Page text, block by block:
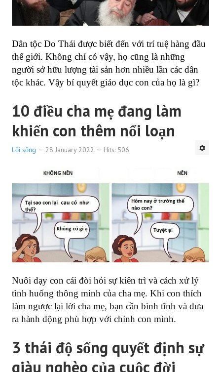
Dân tộc Do Thái được biết đến với trí tuệ hàng đầu
thế giới. Không chỉ có vậy, họ cũng là những
người sở hữu lượng tài sản hơn nhiều lần các dân
tộc khác. Vậy bí quyết giáo dục con của họ là gì?
10 điều cha mẹ đang làm
khiến con thêm nổi loạn
Lối sống 28 January 2022 Hits: 506
Nuôi dạy con cái đòi hỏi sự kiên trì và cách xử lý
tình huống thông minh của cha mẹ. Khi con thích
làm ngược lại lời cha mẹ, bạn cần bình tĩnh và đưa
ra hành động phù hợp với chính con mình.
3 thái độ sống quyết định sự
giàu nghèo của cuộc đời